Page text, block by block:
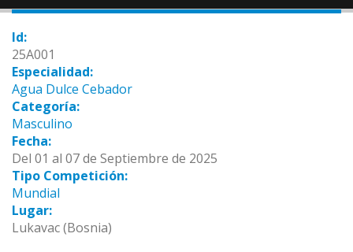
Id:
25A001
Especialidad:
Agua Dulce Cebador
Categoría:
Masculino
Fecha:
Del 01 al 07 de Septiembre de 2025
Tipo Competición:
Mundial
Lugar:
Lukavac (Bosnia)